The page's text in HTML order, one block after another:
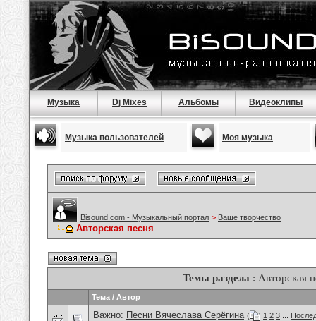
Музыка Dj Mixes Альбомы Видеоклипы
Музыка пользователей Моя музыка
Bisound.com - Музыкальный портал > Ваше творчество
Авторская песня
Темы раздела : Авторская
Тема / Автор
Важно: Песни Вячеслава Серёгина ( 1 2 3